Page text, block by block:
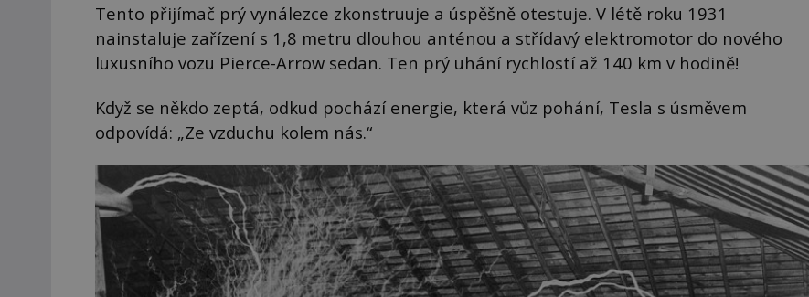
Tento přijímač prý vynálezce zkonstruuje a úspěšně otestuje. V létě roku 1931
nainstaluje zařízení s 1,8 metru dlouhou anténou a střídavý elektromotor do nového
luxusního vozu Pierce-Arrow sedan. Ten prý uhání rychlostí až 140 km v hodině!
Když se někdo zeptá, odkud pochází energie, která vůz pohání, Tesla s úsměvem
odpovídá: „Ze vzduchu kolem nás.“